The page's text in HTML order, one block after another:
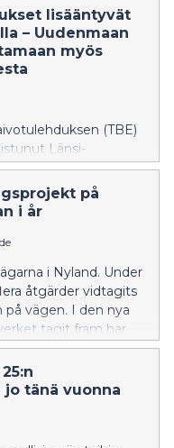
om tämligen få fall
i Nyland av
finns i Nyland.
lisääntyvät
– Uudenmaan
myös
(TBE)
Länsi-
viime vuoden
on todettu tänä
oli 25. Viime
esiintyä myös Itä-
ovat
seurauksena.
Uudellamaalla.
på
i år
i Nyland. Under
åtgärder vidtagits
vägen. I den nya
tagit fram har
tänä vuonna